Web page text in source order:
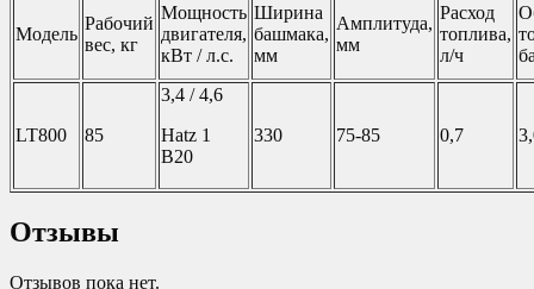
Модель
Рабочий
вес, кг
Мощность
двигателя,
кВт / л.с.
Ширина
башмака,
мм
Амплитуда,
мм
Расход
топлива,
л/ч
LT800 85
3,4 / 4,6
Hatz 1
B20
330 75-85 0,7
Отзывы
Отзывов пока нет.